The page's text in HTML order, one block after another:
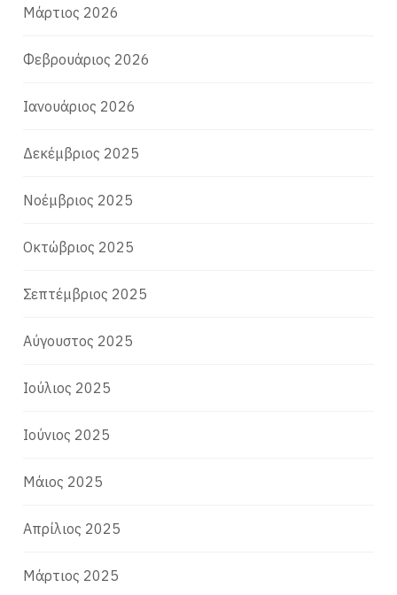
Μάρτιος 2026
Φεβρουάριος 2026
Ιανουάριος 2026
Δεκέμβριος 2025
Νοέμβριος 2025
Οκτώβριος 2025
Σεπτέμβριος 2025
Αύγουστος 2025
Ιούλιος 2025
Ιούνιος 2025
Μάιος 2025
Απρίλιος 2025
Μάρτιος 2025